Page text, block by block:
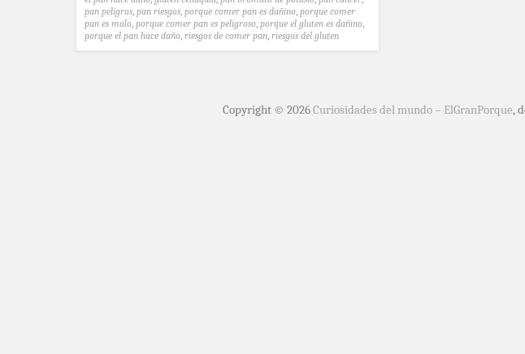
pan peligros, pan riesgos, porque comer pan es dañino, porque comer
pan es malo, porque comer pan es peligroso, porque el gluten es dañino,
porque el pan hace daño, riesgos de comer pan, riesgos del gluten
Copyright © 2026Curiosidades del mundo – ElGranPorque,